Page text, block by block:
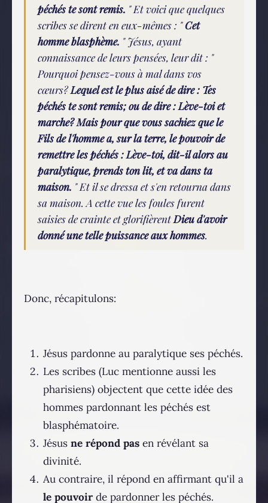
péchés te sont remis. " Et voici que quelques
scribes se dirent en eux-mêmes : "Cet
homme blasphème. " Jésus, ayant
connaissance de leurs pensées, leur dit : "
Pourquoi pensez-vous à mal dans vos
cœurs?Lequel est le plus aisé de dire : Tes
péchés te sont remis; ou de dire : Lève-toi et
marche? Mais pour que vous sachiez que le
Fils de l'homme a, sur la terre, le pouvoir de
remettre les péchés : Lève-toi, dit-il alors au
paralytique, prends ton lit, et va dans ta
maison. " Et il se dressa et s'en retourna dans
sa maison. A cette vue les foules furent
saisies de crainte et glorifièrentDieu d'avoir
donné une telle puissance aux hommes.
Donc, récapitulons:
Jésus pardonne au paralytique ses péchés.
Les scribes (Luc mentionne aussi les
pharisiens) objectent que cette idée des
hommes pardonnant les péchés est
blasphématoire.
Jésus ne répond pas en révélant sa
divinité.
Au contraire, il répond en affirmant qu'il a
le pouvoirde pardonner les péchés.